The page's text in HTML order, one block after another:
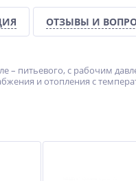
ОТЗЫВЫ И
– питьевого, с рабочим
и отопления с